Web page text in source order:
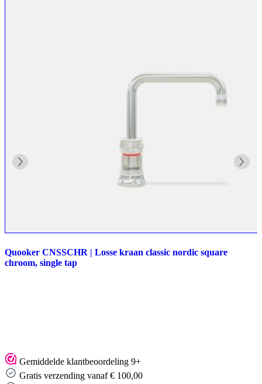
Quooker CNSSCHR | Losse kraan classic nordic square
chroom, single tap
Gemiddelde klantbeoordeling 9+
Gratis verzending vanaf € 100,00